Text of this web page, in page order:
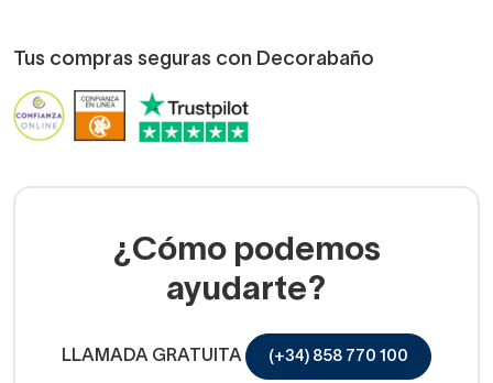
Tus compras seguras con Decorabaño
¿Cómo podemos
ayudarte?
LLAMADA GRATUITA (+34) 858 770 100